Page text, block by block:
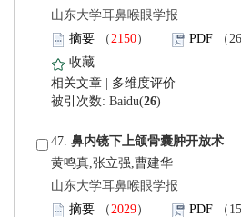
山东大学耳鼻喉眼学报
）
)
47.
黄鸣真,张立强,曹建华
山东大学耳鼻喉眼学报
）